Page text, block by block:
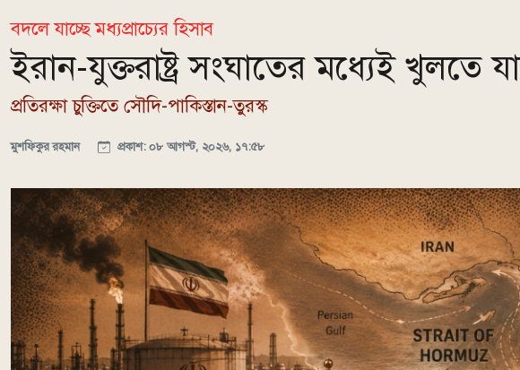
বদলে যাচ্ছে মধ্যপ্রাচ্যের হিসাব
ইরান-যুক্তরাষ্ট্র সংঘাতের মধ্যেই খুলতে
প্রতিরক্ষা চুক্তিতে সৌদি-পাকিস্তান-তুরস্ক
মুশফিকুর রহমান প্রকাশ: ০৮ আগস্ট, ২০২৬, ১৭:৫৮